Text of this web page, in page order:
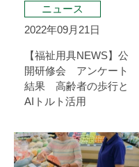
ニュース
2022年09月21日
【福祉用具NEWS】公
開研修会 アンケート
結果 高齢者の歩行と
AIトルト活用